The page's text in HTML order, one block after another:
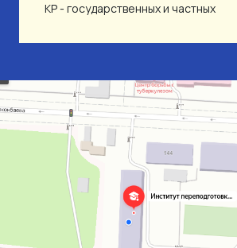
КР - государственных и частных